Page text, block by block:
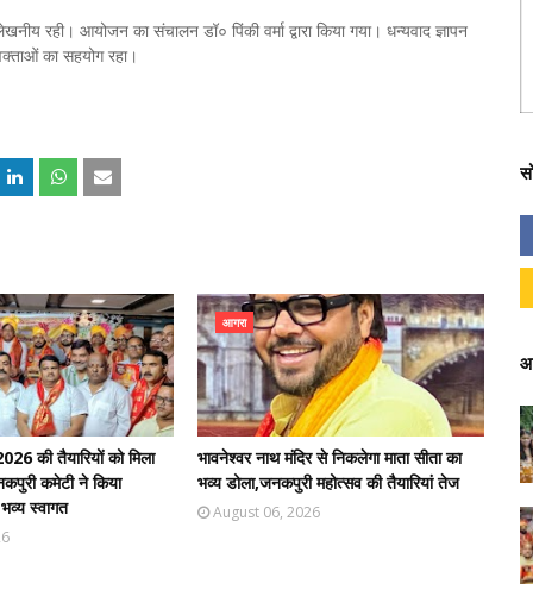
रही। आयोजन का संचालन डॉ० पिंकी वर्मा द्वारा किया गया। धन्यवाद ज्ञापन
का सहयोग रहा।
की तैयारियों को मिला
कमेटी ने किया
स्वागत
आगरा
भावनेश्वर नाथ मंदिर से निकलेगा माता सीता का
भव्य डोला,जनकपुरी महोत्सव की तैयारियां तेज
August 06, 2026